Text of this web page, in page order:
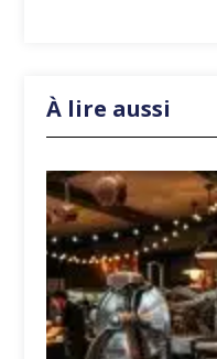
À lire aussi